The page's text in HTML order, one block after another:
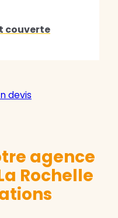
couverte
devis
agence
Rochelle